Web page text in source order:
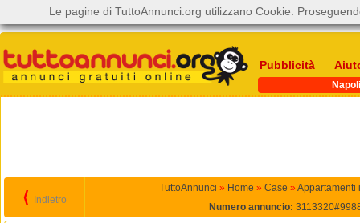
Pubblicità
Napoli
⟨ Indietro
TuttoAnnunci » Home » Case » Appartamenti
Numero annuncio:
Le pagine di TuttoAnnunci.org utilizzano Cookie.